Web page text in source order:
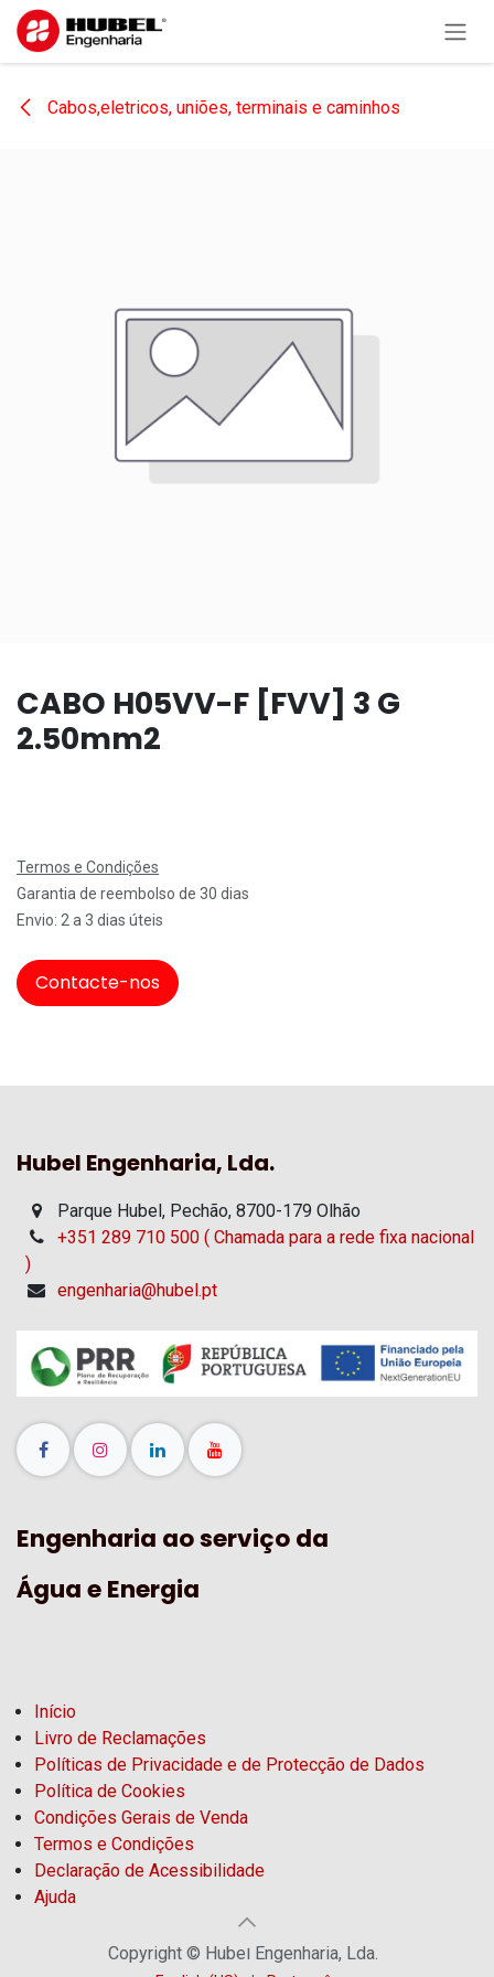
Pular para o conteúdo
Cabos,eletricos, uniões, terminais e caminhos
CABO H05VV-F [FVV] 3 G
2.50mm2
Termos e Condições
Garantia de reembolso de 30 dias
Envio: 2 a 3 dias úteis
Contacte-nos
Hubel Engenharia, Lda.
Parque Hubel, Pechão, 8700-179 Olhão
+351 289 710 500 ( Chamada para a rede fixa nacional
)
engenharia@hubel.pt
Engenharia ao serviço da
Água e Energia
Início
Livro de Reclamações
Políticas de Privacidade e de Protecção de Dados
Política de Cookies
Condições Gerais de Venda
Termos e Condições
Declaração de Acessibilidade
Ajuda
Copyright © Hubel Engenharia, Lda.